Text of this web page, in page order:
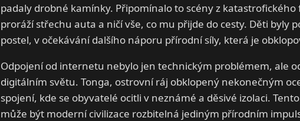
padaly drobné kamínky. Připomínalo to scény z
proráží střechu auta a ničí vše, co mu přijde do cesty. Děti byly
postel, v očekávání dalšího náporu přírodní síly, která je
Odpojení od internetu nebylo jen technickým problémem, ale
digitálním světu. Tonga, ostrovní ráj obklopený nekonečným
spojení, kde se obyvatelé ocitli v neznámé a děsivé izolaci.
může být moderní civilizace rozbitelná jediným přírodním